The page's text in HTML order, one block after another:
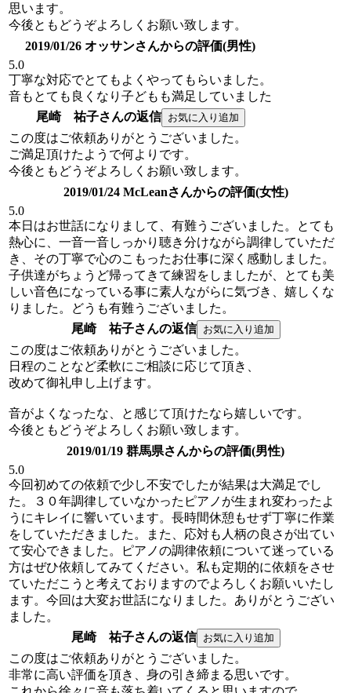
思います。
今後ともどうぞよろしくお願い致します。
2019/01/26 オッサンさんからの評価(男性)
5.0
丁寧な対応でとてもよくやってもらいました。
音もとても良くなり子どもも満足していました
尾崎 祐子さんの返信
この度はご依頼ありがとうございました。
ご満足頂けたようで何よりです。
今後ともどうぞよろしくお願い致します。
2019/01/24 McLeanさんからの評価(女性)
5.0
本日はお世話になりまして、有難うございました。とても
熱心に、一音一音しっかり聴き分けながら調律していただ
き、その丁寧で心のこもったお仕事に深く感動しました。
子供達がちょうど帰ってきて練習をしましたが、とても美
しい音色になっている事に素人ながらに気づき、嬉しくな
りました。どうも有難うございました。
尾崎 祐子さんの返信
この度はご依頼ありがとうございました。
日程のことなど柔軟にご相談に応じて頂き、
改めて御礼申し上げます。
音がよくなったな、と感じて頂けたなら嬉しいです。
今後ともどうぞよろしくお願い致します。
2019/01/19 群馬県さんからの評価(男性)
5.0
今回初めての依頼で少し不安でしたが結果は大満足でし
た。３０年調律していなかったピアノが生まれ変わったよ
うにキレイに響いています。長時間休憩もせず丁寧に作業
をしていただきました。また、応対も人柄の良さが出てい
て安心できました。ピアノの調律依頼について迷っている
方はぜひ依頼してみてください。私も定期的に依頼をさせ
ていただこうと考えておりますのでよろしくお願いいたし
ます。今回は大変お世話になりました。ありがとうござい
ました。
尾崎 祐子さんの返信
この度はご依頼ありがとうございました。
非常に高い評価を頂き、身の引き締まる思いです。